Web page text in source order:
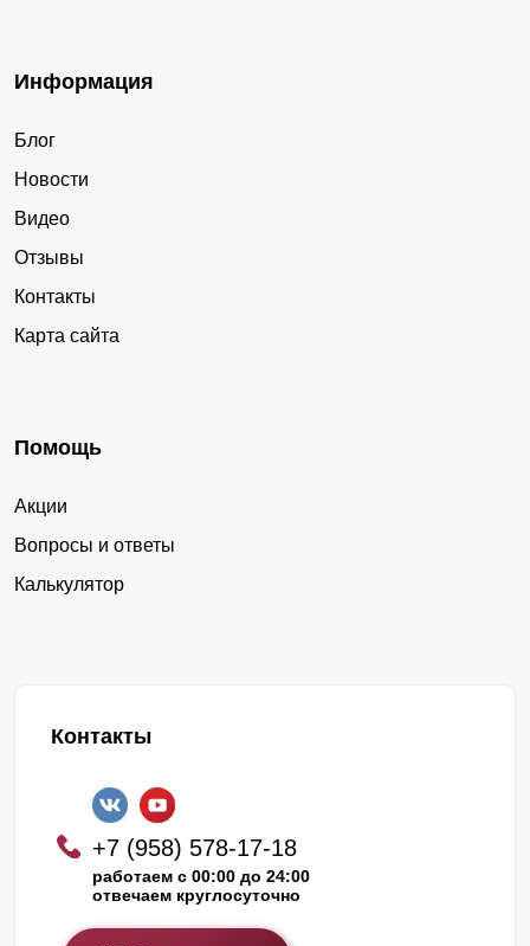
Информация
Блог
Новости
Видео
Отзывы
Контакты
Карта сайта
Помощь
Акции
Вопросы и ответы
Калькулятор
Контакты
+7 (958) 578-17-18
работаем с 00:00 до 24:00
отвечаем круглосуточно